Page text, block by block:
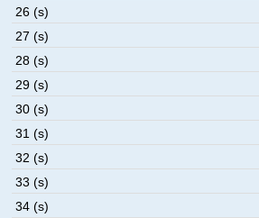
26 (s)
27 (s)
28 (s)
29 (s)
30 (s)
31 (s)
32 (s)
33 (s)
34 (s)